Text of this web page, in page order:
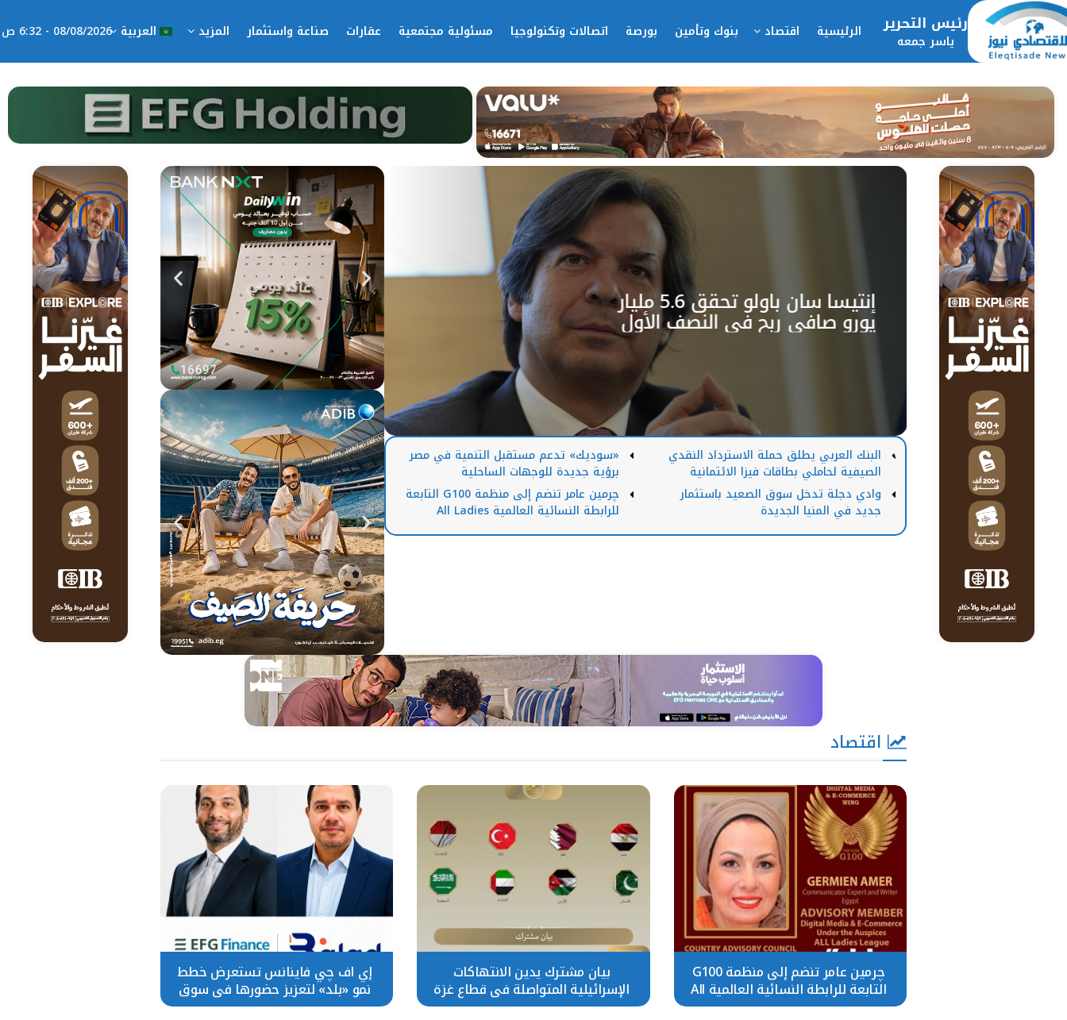
رئيس التحرير
ياسر جمعه الرئيسية اقتصاد بنوك وتأمين بورصة اتصالات وتكنولوجيا مسئولية مجتمعية عقارات صناعة واستثمار المزيد العربية 08/08/2026 - 6:32 ص
إنتيسا سان باولو تحقق 5.6 مليار
يورو صافي ربح في النصف الأول
لـ2026
البنك العربي يطلق حملة الاسترداد النقدي
الصيفية لحاملي بطاقات فيزا الائتمانية
وادي دجلة تدخل سوق الصعيد باستثمار
جديد في المنيا الجديدة
«سوديك» تدعم مستقبل التنمية في مصر
برؤية جديدة للوجهات الساحلية
چرمين عامر تنضم إلى منظمة G100 التابعة
للرابطة النسائية العالمية All Ladies
اقتصاد
چرمين عامر تنضم إلى منظمة G100
التابعة للرابطة النسائية العالمية All
Ladies League
بيان مشترك يدين الانتهاكات
الإسرائيلية المتواصلة في قطاع غزة
إي اف چي فاينانس تستعرض خطط
نمو «بلد» لتعزيز حضورها في سوق
تحويلات المصريين بالخارج